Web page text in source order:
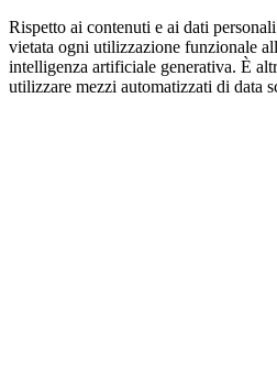
Rispetto ai contenuti e ai dati
vietata ogni utilizzazione funzionale
intelligenza artificiale generativa. È
utilizzare mezzi automatizzati di data